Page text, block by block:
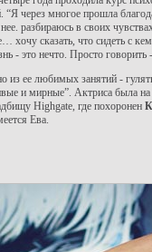
“Я через многое прошла
разбираюсь в своих
хочу сказать, что сидеть с
- это нечто. Просто говорить
из ее любимых занятий -
и мирные”. Актриса была
Highgate, где похоронен
Ева.